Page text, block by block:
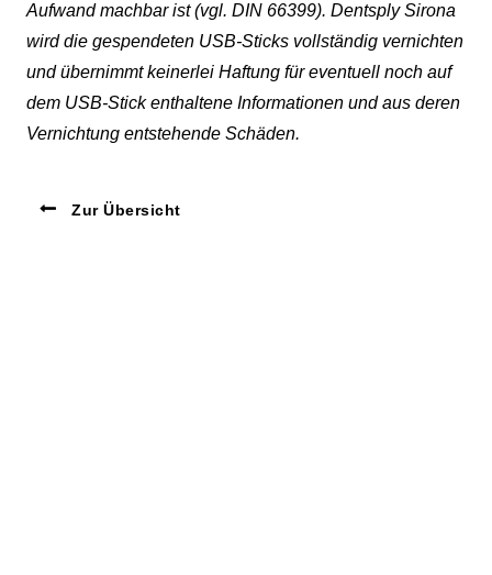
Aufwand machbar ist (vgl. DIN 66399). Dentsply Sirona
wird die gespendeten USB-Sticks vollständig vernichten
und übernimmt keinerlei Haftung für eventuell noch auf
dem USB-Stick enthaltene Informationen und aus deren
Vernichtung entstehende Schäden.
Zur Übersicht